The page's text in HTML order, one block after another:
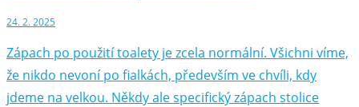
24. 2. 2025
Zápach po použití toalety je zcela normální. Všichni víme,
že nikdo nevoní po fialkách, především ve chvíli, kdy
jdeme na velkou. Někdy ale specifický zápach stolice